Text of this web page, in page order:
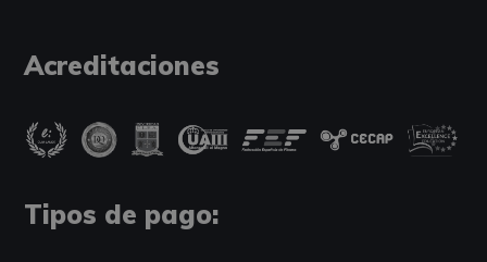
Acreditaciones
Tipos de pago: